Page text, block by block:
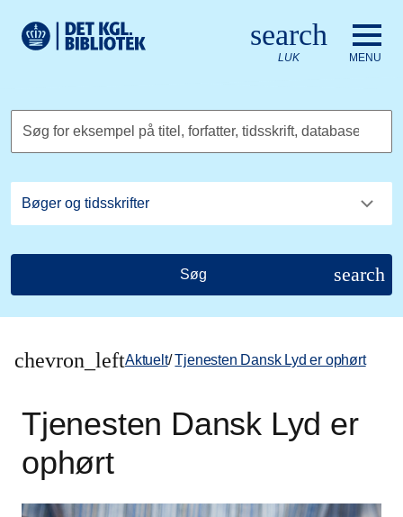
Det Kongelige Biblioteks logo. Gå til Det Kongelige
search
LUK MENU
Søg for eksempel på titel, forfatter, tidsskrift, database
Søg search
chevron_leftAktuelt/ Tjenesten Dansk Lyd er ophørt
Tjenesten Dansk Lyd er
ophørt